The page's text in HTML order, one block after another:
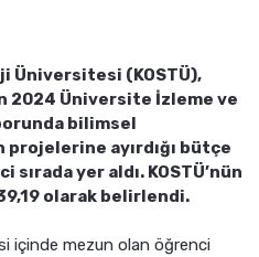
Üniversitesi (KOSTÜ),
2024 Üniversite İzleme ve
bilimsel
ayırdığı bütçe
yer aldı. KOSTÜ’nün
olarak belirlendi.
içinde mezun olan öğrenci